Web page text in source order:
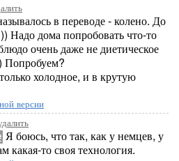
в переводе - колено. До
Надо дома попробовать что-то
очень даже не диетическое
Попробуем?
холодное, и в крутую
версии
Я боюсь, что так, как у немцев, у
какая-то своя технология.